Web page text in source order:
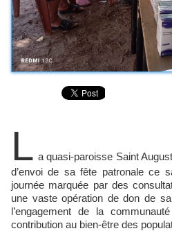
L a quasi-paroisse Saint
d’envoi de sa fête patronale ce
journée marquée par des
une vaste opération de don de
l’engagement de la
contribution au bien-être des